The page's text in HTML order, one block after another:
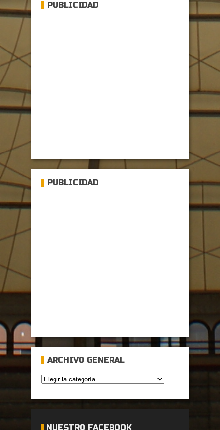
PUBLICIDAD
PUBLICIDAD
ARCHIVO GENERAL
NUESTRO FACEBOOK